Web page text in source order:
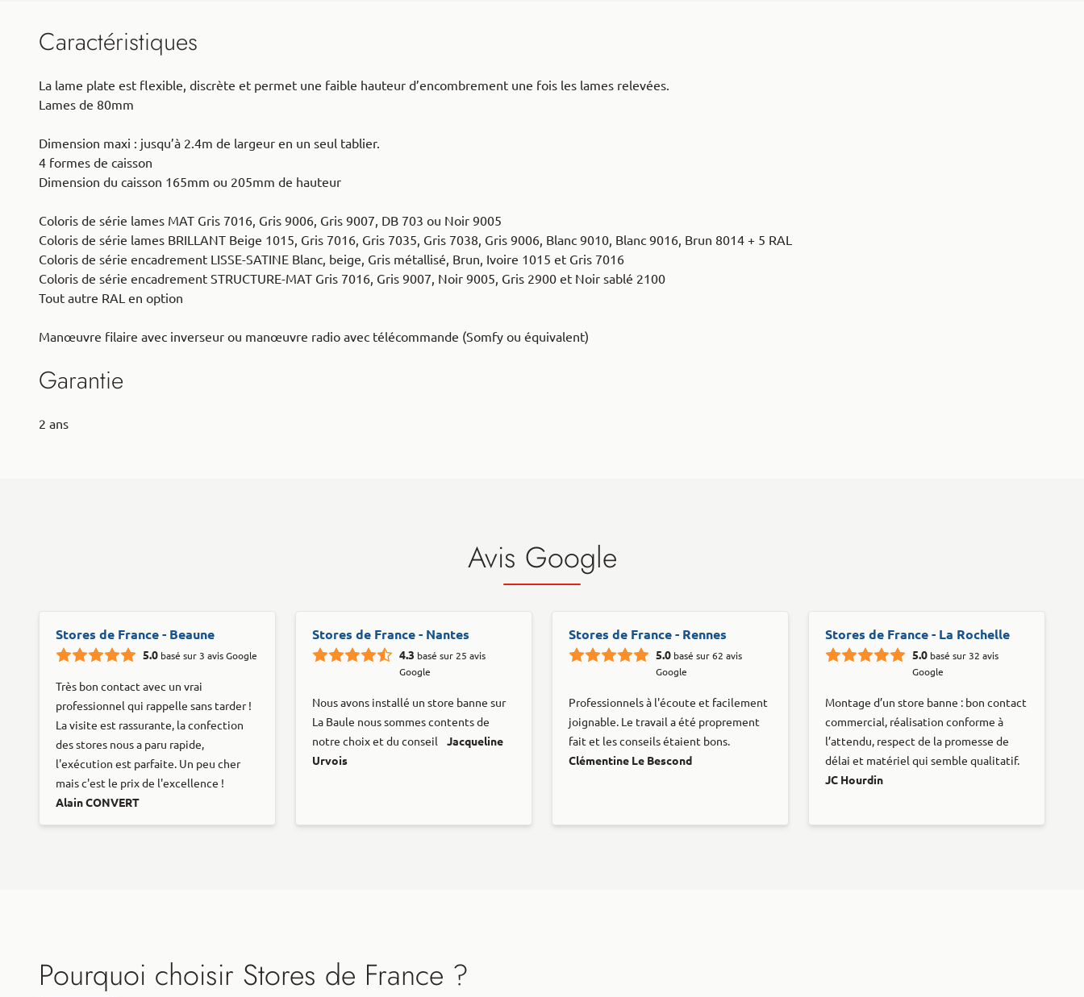
Caractéristiques
La lame plate est flexible, discrète et permet une faible hauteur d’encombrement une fois les lames relevées.
Lames de 80mm
Dimension maxi : jusqu’à 2.4m de largeur en un seul tablier.
4 formes de caisson
Dimension du caisson 165mm ou 205mm de hauteur
Coloris de série lames MAT Gris 7016, Gris 9006, Gris 9007, DB 703 ou Noir 9005
Coloris de série lames BRILLANT Beige 1015, Gris 7016, Gris 7035, Gris 7038, Gris 9006, Blanc 9010, Blanc 9016, Brun 8014 + 5 RAL
Coloris de série encadrement LISSE-SATINE Blanc, beige, Gris métallisé, Brun, Ivoire 1015 et Gris 7016
Coloris de série encadrement STRUCTURE-MAT Gris 7016, Gris 9007, Noir 9005, Gris 2900 et Noir sablé 2100
Tout autre RAL en option
Manœuvre filaire avec inverseur ou manœuvre radio avec télécommande (Somfy ou équivalent)
Garantie
2 ans
Avis Google
Stores de France - Beaune
5.0 basé sur 3 avis Google
Très bon contact avec un vrai
professionnel qui rappelle sans tarder !
La visite est rassurante, la confection
des stores nous a paru rapide,
l'exécution est parfaite. Un peu cher
mais c'est le prix de l'excellence !
Alain CONVERT
Stores de France - Nantes
4.3 basé sur 25 avis
Google
Nous avons installé un store banne sur
La Baule nous sommes contents de
notre choix et du conseil
Jacqueline
Urvois
Stores de France - Rennes
5.0 basé sur 62 avis
Google
Professionnels à l'écoute et facilement
joignable. Le travail a été proprement
fait et les conseils étaient bons.
Clémentine Le Bescond
Stores de France - La Rochelle
5.0 basé sur 32 avis
Google
Montage d’un store banne : bon contact
commercial, réalisation conforme à
l’attendu, respect de la promesse de
délai et matériel qui semble qualitatif.
JC Hourdin
Pourquoi choisir Stores de France ?